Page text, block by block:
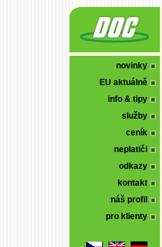
novinky
EU aktuálně
info & tipy
služby
ceník
neplatiči
odkazy
kontakt
náš profil
pro klienty